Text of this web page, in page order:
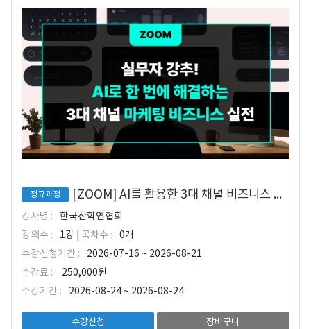
정규과정 [ZOOM] AI를 활용한 3대 채널 비즈니스 마케팅 실무 과정
강사명 :
한국산학연협회
강의수 :
1강 | 목차수 :
0개
수강신청기간 :
2026-07-16 ~ 2026-08-21
수강료 :
250,000원
수강기간 :
2026-08-24 ~ 2026-08-24
수강신청 장바구니